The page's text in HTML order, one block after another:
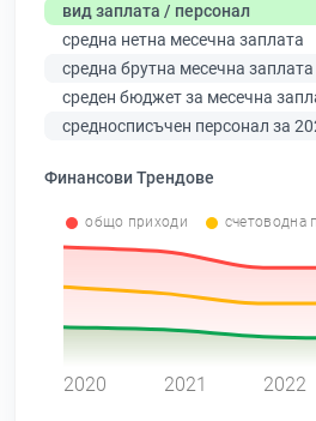
вид заплата / персонал
средна нетна месечна заплата
средна брутна месечна заплата
среден бюджет за месечна
средносписъчен персонал за
Финансови Трендове
общо приходи счетоводна
2020 2021 2022